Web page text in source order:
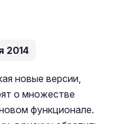
2014
новые версии,
о множестве
функционале.